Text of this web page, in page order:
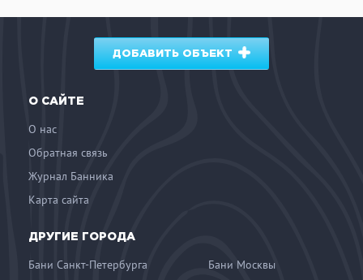
ДОБАВИТЬ ОБЪЕКТ
О САЙТЕ
О нас
Обратная связь
Журнал Банника
Карта сайта
ДРУГИЕ ГОРОДА
Бани Санкт-Петербурга
Бани Москвы